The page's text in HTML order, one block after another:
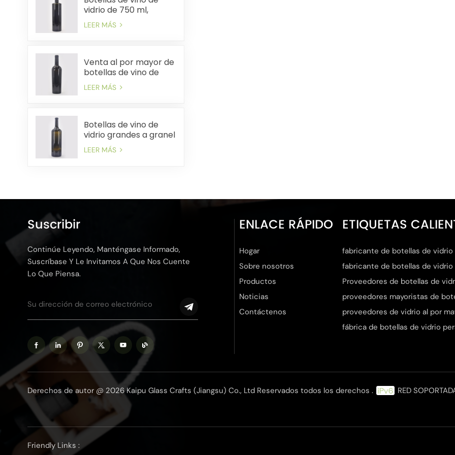
vidrio de 750 ml,
suministro a granel,
envío rápido rentable
LEER MÁS
Venta al por mayor de
botellas de vino de
vidrio de 750 ml
precios de fábrica
LEER MÁS
Botellas de vino de
vidrio grandes a granel
Precios de fábrica
Entrega rápida
LEER MÁS
Suscribir
Continúe Leyendo, Manténgase Informado,
Suscríbase Y Le Invitamos A Que Nos Cuente
Lo Que Piensa.
ENLACE RÁPIDO
Hogar
Sobre nosotros
Productos
Noticias
Contáctenos
ETIQUETAS
fabricante de botellas de vidrio
fabricante de botellas de vidrio
Proveedores de botellas de
proveedores mayoristas de
proveedores de vidrio al por
fábrica de botellas de vidrio
Derechos de autor @ 2026 Kaipu Glass Crafts (Jiangsu) Co., Ltd Reservados todos los derechos . RED
Friendly Links :